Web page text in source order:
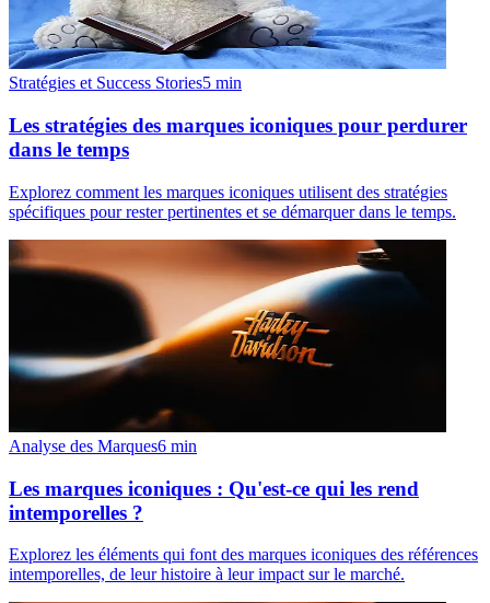
Stratégies et Success Stories5 min
Les stratégies des marques iconiques pour perdurer
dans le temps
Explorez comment les marques iconiques utilisent des stratégies
spécifiques pour rester pertinentes et se démarquer dans le temps.
Analyse des Marques6 min
Les marques iconiques : Qu'est-ce qui les rend
intemporelles ?
Explorez les éléments qui font des marques iconiques des références
intemporelles, de leur histoire à leur impact sur le marché.